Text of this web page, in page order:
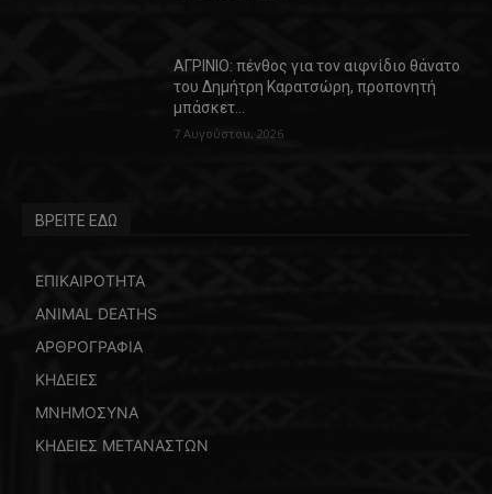
ΑΓΡΙΝΙΟ: πένθος για τον αιφνίδιο θάνατο
του Δημήτρη Καρατσώρη, προπονητή
μπάσκετ…
7 Αυγούστου, 2026
ΒΡΕΙΤΕ ΕΔΩ
ΕΠΙΚΑΙΡΟΤΗΤΑ
ANIMAL DEATHS
ΑΡΘΡΟΓΡΑΦΙΑ
ΚΗΔΕΙΕΣ
ΜΝΗΜΟΣΥΝΑ
ΚΗΔΕΙΕΣ ΜΕΤΑΝΑΣΤΩΝ